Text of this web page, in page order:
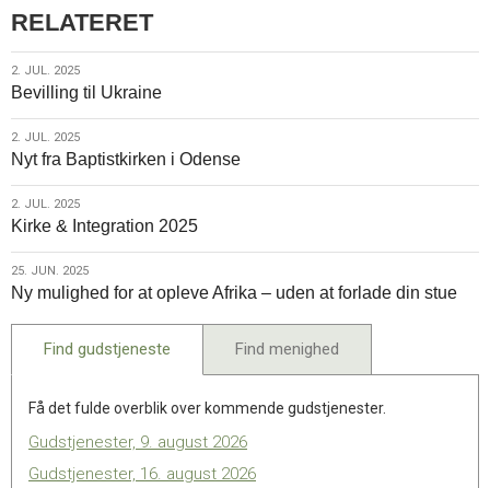
Integration
2025
RELATERET
2.
jul.
2025
2. JUL. 2025
Bevilling til Ukraine
2.
jul.
2025
2. JUL. 2025
Nyt fra Baptistkirken i Odense
2.
jul.
2025
2. JUL. 2025
Kirke & Integration 2025
25.
jun.
2025
25. JUN. 2025
Ny mulighed for at opleve Afrika – uden at forlade din stue
Find gudstjeneste Find menighed
Få det fulde overblik over kommende gudstjenester.
Gudstjenester, 9. august 2026
Gudstjenester, 16. august 2026